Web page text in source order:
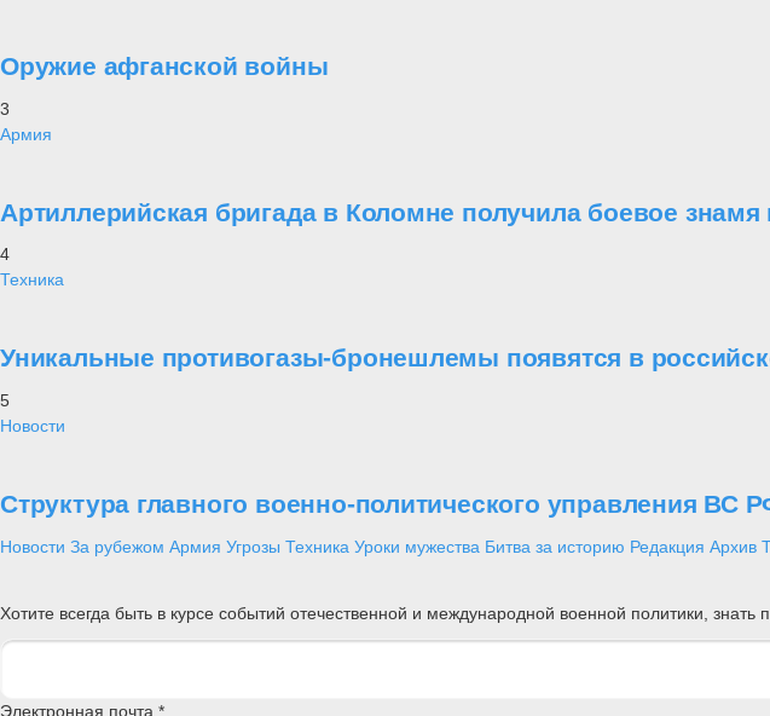
Оружие афганской войны
3
Армия
Артиллерийская бригада в Коломне получила боевое знамя
4
Техника
Уникальные противогазы-бронешлемы появятся в
5
Новости
Структура главного военно-политического управления ВС
Новости За рубежом Армия Угрозы Техника Уроки мужества Битва за историю Редакция Архив
Хотите всегда быть в курсе событий отечественной и международной военной политики,
Электронная почта *